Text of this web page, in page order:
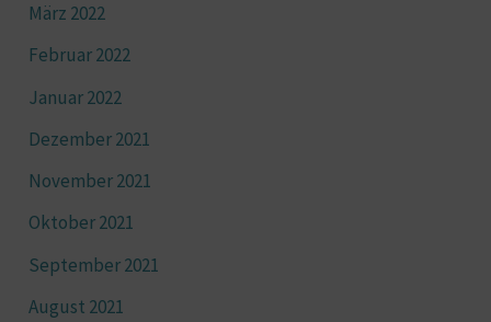
März 2022
Februar 2022
Januar 2022
Dezember 2021
November 2021
Oktober 2021
September 2021
August 2021